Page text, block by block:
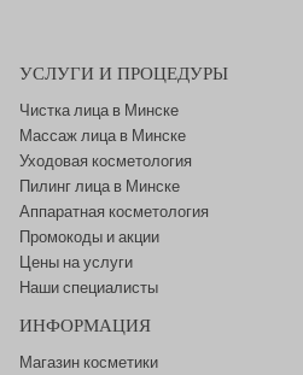
УСЛУГИ И ПРОЦЕДУРЫ
Чистка лица в Минске
Массаж лица в Минске
Уходовая косметология
Пилинг лица в Минске
Аппаратная косметология
Промокоды и акции
Цены на услуги
Наши специалисты
ИНФОРМАЦИЯ
Магазин косметики